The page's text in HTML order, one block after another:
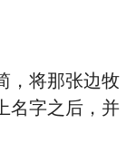
，将那张边牧
名字之后，并